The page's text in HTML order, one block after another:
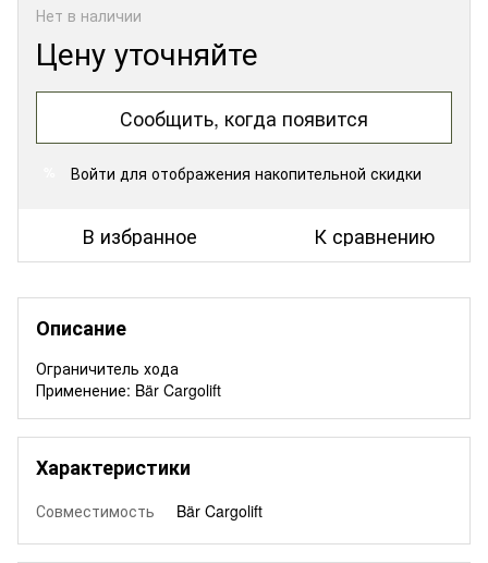
Нет в наличии
Цену уточняйте
Сообщить, когда появится
Войти для отображения накопительной скидки
В избранное К сравнению
Описание
Ограничитель хода
Применение: Bär Cargolift
Характеристики
Совместимость Bär Cargolift